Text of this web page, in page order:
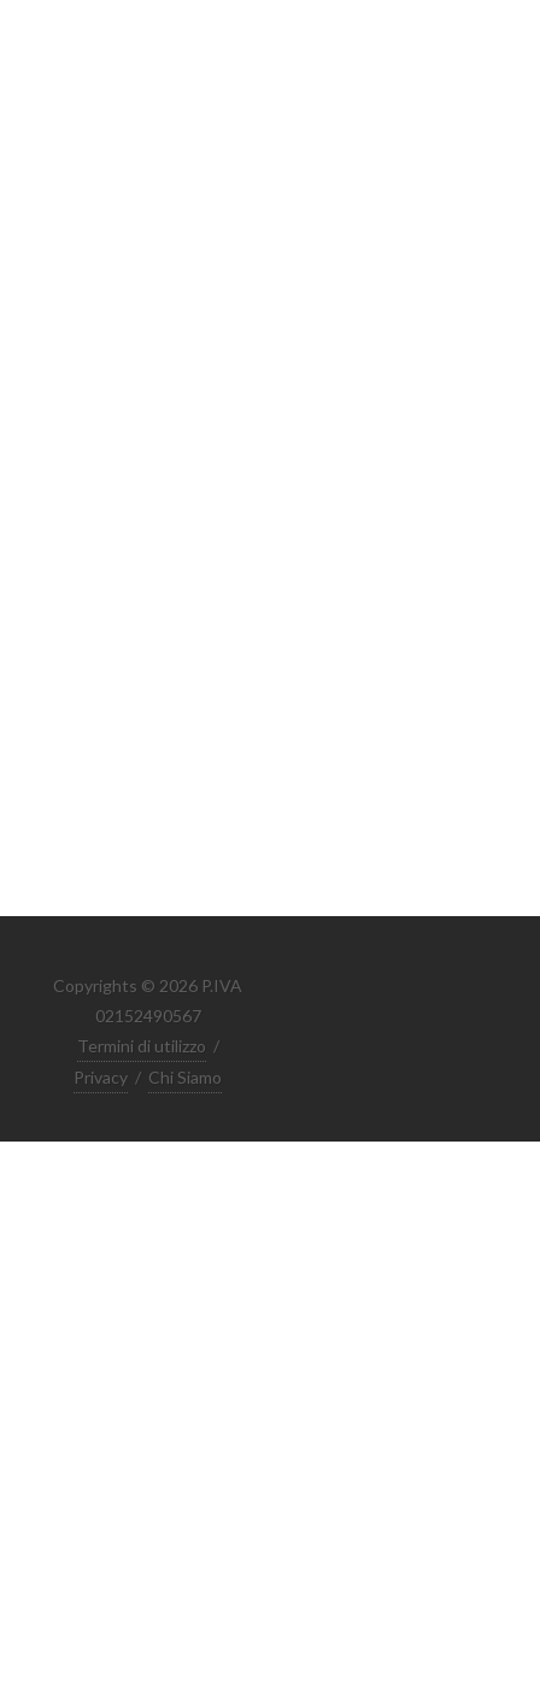
Copyrights © 2026 P.IVA
02152490567
Termini di utilizzo /
Privacy / Chi Siamo